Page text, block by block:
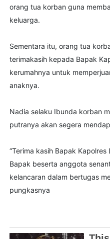
orang tua korban guna
keluarga.
Sementara itu, orang tua
terimakasih kepada Bapak
kerumahnya untuk
anaknya.
Nadia selaku Ibunda korban
putranya akan segera
“Terima kasih Bapak
Bapak beserta anggota
kelancaran dalam bertugas
pungkasnya